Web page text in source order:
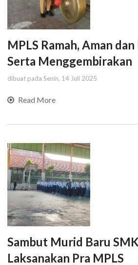
MPLS Ramah, Aman
Serta Menggembirakan
dibuat pada Senin, 14 Juli 2025
Read More
Sambut Murid Baru
Laksanakan Pra MPLS